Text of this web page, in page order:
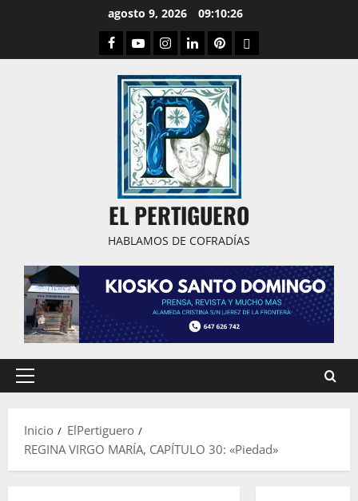
agosto 9, 2026 09:10:27
Facebook
YoutubeInstagram
LinkedPinterestDribbble
EL PERTIGUERO
HABLAMOS DE COFRADÍAS
Menú
Inicio
ElPertiguero
REGINA VIRGO MARÍA, CAPÍTULO 30: «Piedad»